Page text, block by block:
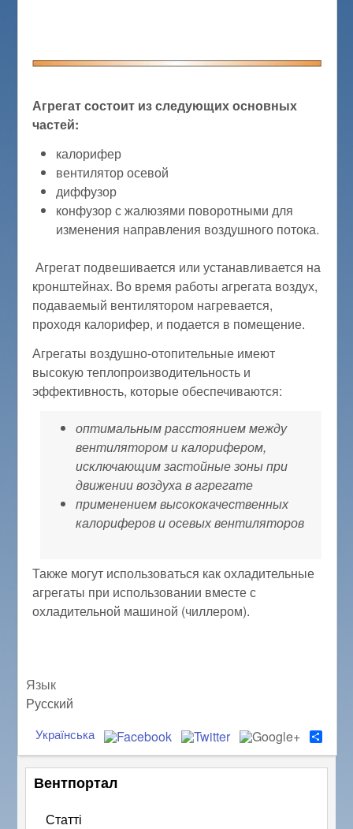
Агрегат состоит из следующих основных
частей:
калорифер
вентилятор осевой
диффузор
конфузор с жалюзями поворотными для
изменения направления воздушного потока.
Агрегат подвешивается или устанавливается на
кронштейнах. Во время работы агрегата воздух,
подаваемый вентилятором нагревается,
проходя калорифер, и подается в помещение.
Агрегаты воздушно-отопительные имеют
высокую теплопроизводительность и
эффективность, которые обеспечиваются:
оптимальным расстоянием между
вентилятором и калорифером,
исключающим застойные зоны при
движении воздуха в агрегате
применением высококачественных
калориферов и осевых вентиляторов
Также могут использоваться как охладительные
агрегаты при использовании вместе с
охладительной машиной (чиллером).
Язык
Русский
S
h
a
r
Українська
Вентпортал
Статті